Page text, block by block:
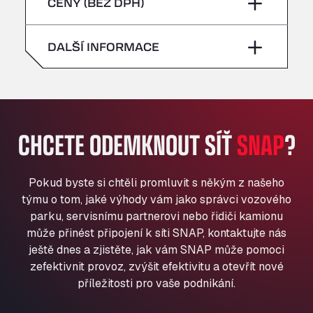
All 4 Trucks
American Truck Wash
Av. des Etats-Unis 90, 6041
AP7 Salida 2, C/ Bassegoda, 4, 17700
Andamur Pamplona
A-15 Salida Imarcoain, 31119
Andamur San Roman II
Aut A1 Exit 385, 01207
Anglia Motel
Washway Road, PE12 8LT
Anpol Sp. z o.o.
Ul. Torunska 147, 85884
neděle –
neděle –
DALŠÍ INFORMACE
CHCETE ODEMKNOUT SÍŤSNAP?
Pokud byste si chtěli promluvit s někým z našeho
týmu o tom, jaké výhody vám jako správci vozového
parku, servisnímu partnerovi nebo řidiči kamionu
může přinést připojení k síti SNAP, kontaktujte nás
ještě dnes a zjistěte, jak vám SNAP může pomoci
zefektivnit provoz, zvýšit efektivitu a otevřít nové
příležitosti pro vaše podnikání.